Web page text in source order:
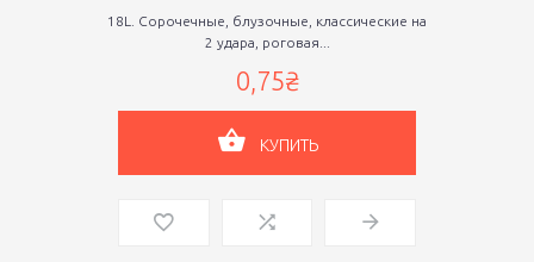
18L. Сорочечные, блузочные, классические на
2 удара, роговая...
0,75₴
КУПИТЬ